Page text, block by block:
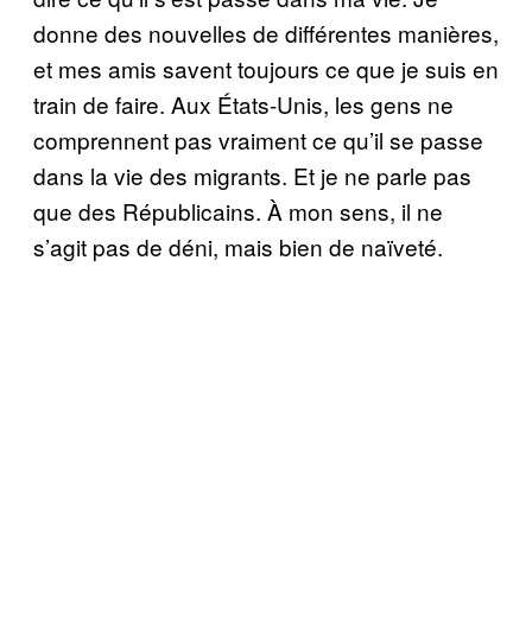
donne des nouvelles de différentes manières,
et mes amis savent toujours ce que je suis en
train de faire. Aux États-Unis, les gens ne
comprennent pas vraiment ce qu’il se passe
dans la vie des migrants. Et je ne parle pas
que des Républicains. À mon sens, il ne
s’agit pas de déni, mais bien de naïveté.